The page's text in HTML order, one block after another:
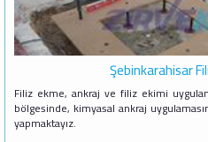
Şebinkarahisar
Filiz ekme, ankraj ve filiz ekimi
bölgesinde, kimyasal ankraj
yapmaktayız.